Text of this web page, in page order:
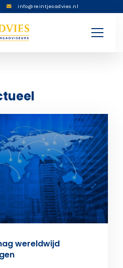
info@reintjesadvies.nl
wereldwijd